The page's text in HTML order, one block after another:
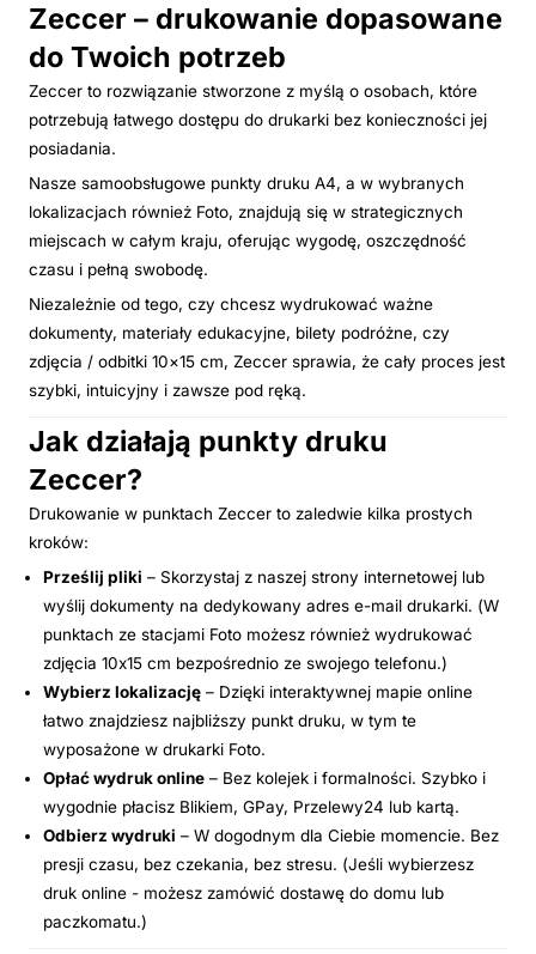
Zeccer – drukowanie dopasowane
do Twoich potrzeb
Zeccer to rozwiązanie stworzone z myślą o osobach, które
potrzebują łatwego dostępu do drukarki bez konieczności jej
posiadania.
Nasze samoobsługowe punkty druku A4, a w wybranych
lokalizacjach również Foto, znajdują się w strategicznych
miejscach w całym kraju, oferując wygodę, oszczędność
czasu i pełną swobodę.
Niezależnie od tego, czy chcesz wydrukować ważne
dokumenty, materiały edukacyjne, bilety podróżne, czy
zdjęcia / odbitki 10×15 cm, Zeccer sprawia, że cały proces jest
szybki, intuicyjny i zawsze pod ręką.
Jak działają punkty druku
Zeccer?
Drukowanie w punktach Zeccer to zaledwie kilka prostych
kroków:
Prześlij pliki – Skorzystaj z naszej strony internetowej lub
wyślij dokumenty na dedykowany adres e-mail drukarki. (W
punktach ze stacjami Foto możesz również wydrukować
zdjęcia 10x15 cm bezpośrednio ze swojego telefonu.)
Wybierz lokalizację – Dzięki interaktywnej mapie online
łatwo znajdziesz najbliższy punkt druku, w tym te
wyposażone w drukarki Foto.
Opłać wydruk online – Bez kolejek i formalności. Szybko i
wygodnie płacisz Blikiem, GPay, Przelewy24 lub kartą.
Odbierz wydruki – W dogodnym dla Ciebie momencie. Bez
presji czasu, bez czekania, bez stresu. (Jeśli wybierzesz
druk online - możesz zamówić dostawę do domu lub
paczkomatu.)